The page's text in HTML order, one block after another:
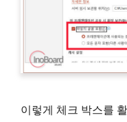
이렇게 체크 박스를